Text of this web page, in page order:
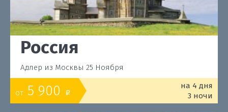
Россия
Адлер из Москвы 25 Ноября
от 5 900 o
на 4 дня
3 ночи